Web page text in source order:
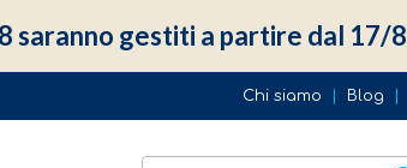
Chi siamo Blog
saranno gestiti a partire dal 17/8